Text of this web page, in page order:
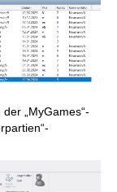
„MyGames“-